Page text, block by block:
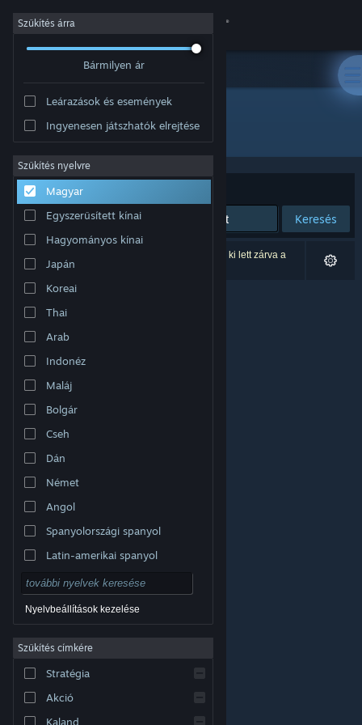
Bejelentkezés
Névjegy
Támogatás
Nyelvváltás
A Steam mobilalkalmazás beszerzése
Asztali weboldalra váltás
védjegyek jogos tulajdonosaiké az Egyesült
szabályzat
| Jogi információk
Steam előfizetői szerződés
Szűkítés árra
Bármilyen ár
Leárazások és események
Ingyenesen játszhatók elrejtése
Szűkítés nyelvre
Magyar
Egyszerűsített kínai
Hagyományos kínai
Japán
Koreai
Thai
Arab
Indonéz
Maláj
Bolgár
Cseh
Dán
Német
Angol
Spanyolországi spanyol
Latin-amerikai spanyol
Nyelvbeállítások kezelése
Szűkítés címkére
Stratégia
Akció
Kaland
Kiadó: Gurova IAna
Rendezés Relevancia
Keresés
0 eredmény felel meg a keresésednek. 1 termék ki lett zárva a
beállításaid alapján.